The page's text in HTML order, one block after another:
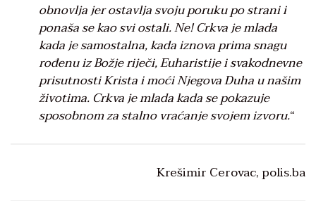
obnovlja jer ostavlja svoju poruku po strani i
ponaša se kao svi ostali. Ne! Crkva je mlada
kada je samostalna, kada iznova prima snagu
rođenu iz Božje riječi, Euharistije i svakodnevne
prisutnosti Krista i moći Njegova Duha u našim
životima. Crkva je mlada kada se pokazuje
sposobnom za stalno vraćanje svojem izvoru.“
Krešimir Cerovac, polis.ba